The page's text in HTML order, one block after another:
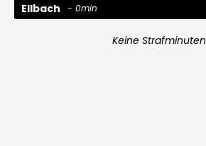
Ellbach 0min
Keine Strafminuten